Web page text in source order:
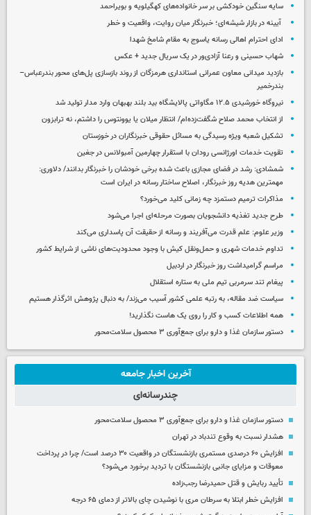
سایه سنگین خودکشی بر سر خانواده‌های کهگیلویه و بویراحمد
آیینه در بازار شیشه‌ای؛ خبرنگار میان روایت، واقعیت و خطر
ادای احترام اهالی رسانه یاسوج به مقام شامخ شهدا
شهاب حسینی و رعنا آزادی‌ور در یک سریال جدید + عکس
بازدید میدانی معاون عمرانی استانداری هرمزگان از روند بازسازی پل‌های محور بندرعباس–
بندرخمیر
نیروگاه خورشیدی ۱۲.۵ مگاواتی پالایشگاه بید بلند بهبهان وارد مدار تولید شد
از انتخاب محمد صلاح شگفت‌زده‌ام/ انتظار میلان یا یوونتوس را داشتم، نه ترابزون
تشکیل شعبه ویژه رسیدگی به مسائل حقوقی خبرنگاران در خوزستان
تقویت خدمات اورژانسی رودان با استقرار چهارمین آمبولانس در جغین
شمشادی: رشد در فضای مجازی باعث شده برخی خودشان را خبرنگار بدانند/ دلاوری:
مهمترین هدیه‌ روز خبرنگار، اصلاح ساختار رسانه در ایران است
مذاکرات ترمیم دستمزد چه زمانی کلید می‌خورد؟
طرح جدید تغذیه دانشجویان بصورت مرحله‌ای اجرا می‌شود
وزیر علوم: علم قدرت می‌آفریند و رسانه از حقیقت آن پاسداری می‌کند
تداوم خدمات شهری و حمل‌ونقل کیش با وجود محدودیت‌های ناشی از شرایط کشور
مراسم گرامیداشت روز خبرنگار در اردبیل
پیغام تند سرمربی تیم ملی به ستاره استقلال
سیاست ضد مقاله، به رتبه علمی کشور آسیب می‌زند/ به دنبال پژوهش اثرگذار هستیم
همه اطلاعات کسب‌ و کار را روی یک هاست نگذارید!
دستور سازمان غذا و دارو برای جمع‌آوری ۳ محصول سلامت‌محور
آخرین اخبار جامعه
چندرسانه‌ای
دستور سازمان غذا و دارو برای جمع‌آوری ۳ محصول سلامت‌محور
هشدار نسبت به وقوع تندباد در تهران
افزایش ۶۰ درصدی مستمری‌ بازنشستگان در واقعیت ۳۰ درصد است/ چرا در پرداخت
معوقات و مزایای جانبی بازنشستگان با تردید برخورد می‌شود؟
تأیید ربایش و قتل حمیدرضا رجب‌زاده
افزایش خطر ابتلا به سرطان مری با نوشیدن چای بالاتر از دمای ۶۵ درجه